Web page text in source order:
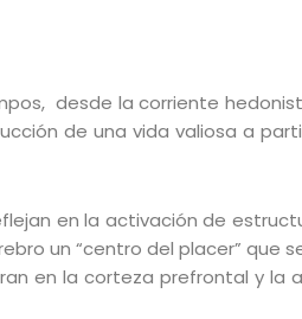
desde la corriente
de una vida valiosa a
en la activación de
un “centro del placer” que
en la corteza prefrontal y la